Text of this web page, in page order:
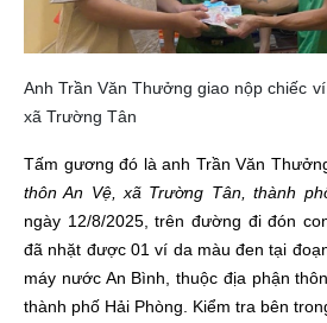
Anh Trần Văn Thưởng giao nộp chiếc
xã Trường Tân
Tấm gương đó là anh Trần Văn
thôn An Vệ, xã Trường Tân, thành
ngày 12/8/2025, trên đường đi đón
đã nhặt được 01 ví da màu đen tại
máy nước An Bình, thuộc địa phận
thành phố Hải Phòng. Kiểm tra bên